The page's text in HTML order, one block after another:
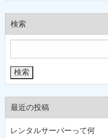
検索
最近の投稿
レンタルサーバーって何